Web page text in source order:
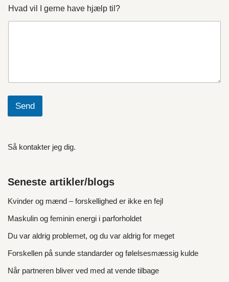
Hvad vil I gerne have hjælp til?
Send
Så kontakter jeg dig.
Seneste artikler/blogs
Kvinder og mænd – forskellighed er ikke en fejl
Maskulin og feminin energi i parforholdet
Du var aldrig problemet, og du var aldrig for meget
Forskellen på sunde standarder og følelsesmæssig kulde
Når partneren bliver ved med at vende tilbage